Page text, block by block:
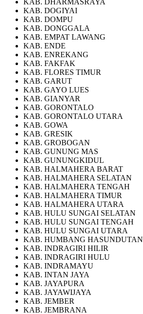
KAB. DOGIYAI
KAB. DOMPU
KAB. DONGGALA
KAB. EMPAT LAWANG
KAB. ENDE
KAB. ENREKANG
KAB. FAKFAK
KAB. FLORES TIMUR
KAB. GARUT
KAB. GAYO LUES
KAB. GIANYAR
KAB. GORONTALO
KAB. GORONTALO UTARA
KAB. GOWA
KAB. GRESIK
KAB. GROBOGAN
KAB. GUNUNG MAS
KAB. GUNUNGKIDUL
KAB. HALMAHERA BARAT
KAB. HALMAHERA SELATAN
KAB. HALMAHERA TENGAH
KAB. HALMAHERA TIMUR
KAB. HALMAHERA UTARA
KAB. HULU SUNGAI SELATAN
KAB. HULU SUNGAI TENGAH
KAB. HULU SUNGAI UTARA
KAB. HUMBANG HASUNDUTAN
KAB. INDRAGIRI HILIR
KAB. INDRAGIRI HULU
KAB. INDRAMAYU
KAB. INTAN JAYA
KAB. JAYAPURA
KAB. JAYAWIJAYA
KAB. JEMBER
KAB. JEMBRANA